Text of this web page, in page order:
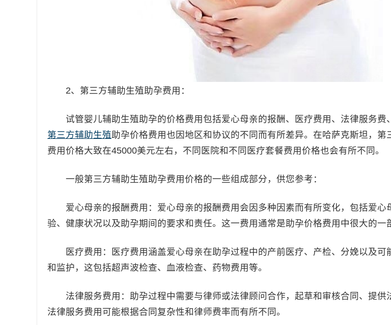
2、第三方辅助生殖助孕费用：
试管婴儿辅助生殖助孕的价格费用包括爱心母亲的报酬、医疗费用、法律服务费
第三方辅助生殖助孕价格费用也因地区和协议的不同而有所差异。在哈萨克斯坦，第
费用价格大致在45000美元左右，不同医院和不同医疗套餐费用价格也会有所不同。
一般第三方辅助生殖助孕费用价格的一些组成部分，供您参考：
爱心母亲的报酬费用：爱心母亲的报酬费用会因多种因素而有所变化，包括爱心
验、健康状况以及助孕期间的要求和责任。这一费用通常是助孕价格费用中很大的一
医疗费用：医疗费用涵盖爱心母亲在助孕过程中的产前医疗、产检、分娩以及可
和监护，这包括超声波检查、血液检查、药物费用等。
法律服务费用：助孕过程中需要与律师或法律顾问合作，起草和审核合同、提供
法律服务费用可能根据合同复杂性和律师费率而有所不同。